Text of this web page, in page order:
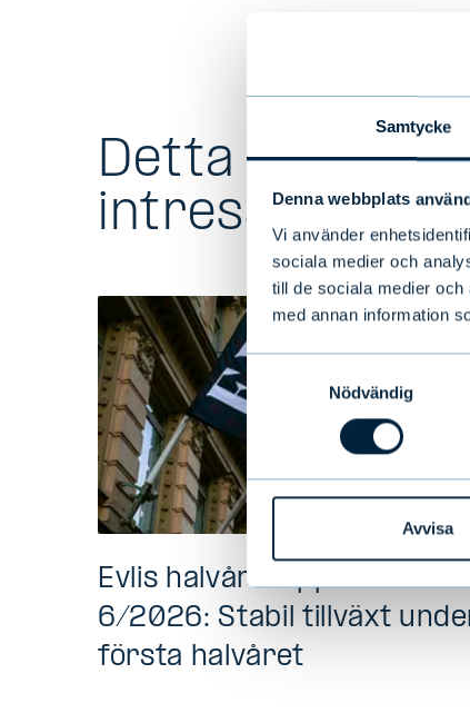
Samtycke
Denna webbplats
Vi använder
sociala medier och
till de sociala medier
med annan information
Nödvändig
Avvisa
Detta kan
intressera dig
Evlis halvårsrapport 1–
6/2026: Stabil tillväxt
första halvåret